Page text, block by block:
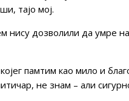
тајо мој.
нису дозволили да умре
памтим као мило и
не знам – али